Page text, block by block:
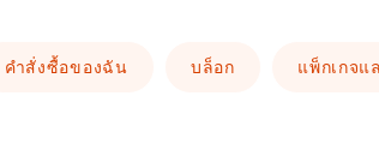
คำสั่งซื้อของฉัน บล็อก แพ็กเกจแ